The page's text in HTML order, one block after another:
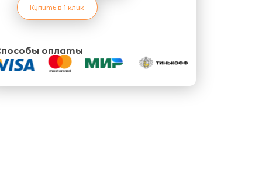
Купить в 1 клик
оплаты